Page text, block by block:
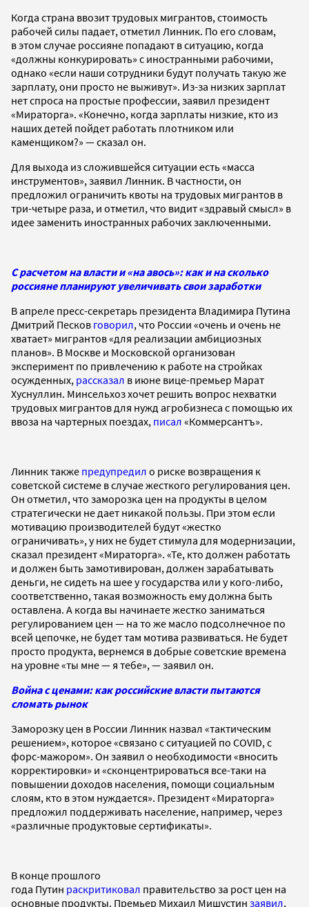
Когда страна ввозит трудовых мигрантов, стоимость
рабочей силы падает, отметил Линник. По его словам,
в этом случае россияне попадают в ситуацию, когда
«должны конкурировать» с иностранными рабочими,
однако «если наши сотрудники будут получать такую же
зарплату, они просто не выживут». Из-за низких зарплат
нет спроса на простые профессии, заявил президент
«Мираторга». «Конечно, когда зарплаты низкие, кто из
наших детей пойдет работать плотником или
каменщиком?» — сказал он.
Для выхода из сложившейся ситуации есть «масса
инструментов», заявил Линник. В частности, он
предложил ограничить квоты на трудовых мигрантов в
три-четыре раза, и отметил, что видит «здравый смысл» в
идее заменить иностранных рабочих заключенными.
С расчетом на власти и «на авось»: как и на сколько
россияне планируют увеличивать свои заработки
В апреле пресс-секретарь президента Владимира Путина
Дмитрий Песков говорил, что России «очень и очень не
хватает» мигрантов «для реализации амбициозных
планов». В Москве и Московской организован
эксперимент по привлечению к работе на стройках
осужденных, рассказал в июне вице-премьер Марат
Хуснуллин. Минсельхоз хочет решить вопрос нехватки
трудовых мигрантов для нужд агробизнеса с помощью их
ввоза на чартерных поездах, писал «Коммерсантъ».
Линник также предупредил о риске возвращения к
советской системе в случае жесткого регулирования цен.
Он отметил, что заморозка цен на продукты в целом
стратегически не дает никакой пользы. При этом если
мотивацию производителей будут «жестко
ограничивать», у них не будет стимула для модернизации,
сказал президент «Мираторга». «Те, кто должен работать
и должен быть замотивирован, должен зарабатывать
деньги, не сидеть на шее у государства или у кого-либо,
соответственно, такая возможность ему должна быть
оставлена. А когда вы начинаете жестко заниматься
регулированием цен — на то же масло подсолнечное по
всей цепочке, не будет там мотива развиваться. Не будет
просто продукта, вернемся в добрые советские времена
на уровне «ты мне — я тебе», — заявил он.
Война с ценами: как российские власти пытаются
сломать рынок
Заморозку цен в России Линник назвал «тактическим
решением», которое «связано с ситуацией по COVID, с
форс-мажором». Он заявил о необходимости «вносить
корректировки» и «сконцентрироваться все-таки на
повышении доходов населения, помощи социальным
слоям, кто в этом нуждается». Президент «Мираторга»
предложил поддерживать население, например, через
«различные продуктовые сертификаты».
В конце прошлого
года Путин раскритиковал правительство за рост цен на
основные продукты. Премьер Михаил Мишустин заявил,